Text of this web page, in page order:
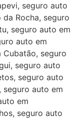
seguro auto
Rocha, seguro
seguro auto em
auto em
Cubatão, seguro
seguro auto
seguro auto
seguro auto em
em
seguro auto